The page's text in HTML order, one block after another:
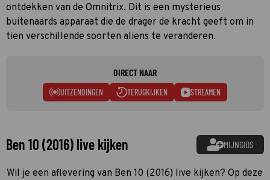
ontdekken van de Omnitrix. Dit is een mysterieus
buitenaards apparaat die de drager de kracht geeft om in
tien verschillende soorten aliens te veranderen.
DIRECT NAAR
UITZENDINGEN TERUGKIJKEN STREAMEN
Ben 10 (2016) live kijken MIJNGIDS
Wil je een aflevering van Ben 10 (2016) live kijken? Op deze